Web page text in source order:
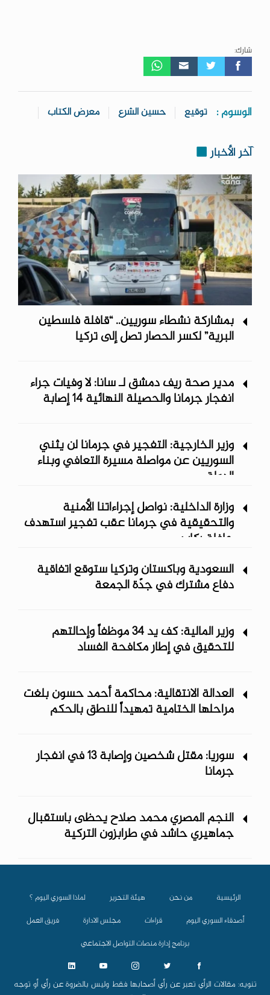
شارك:
الوسوم : توقيع حسين الشرع معرض الكتاب
آخر الأخبار
بمشاركة نشطاء سوريين.. “قافلة فلسطين
البرية” لكسر الحصار تصل إلى تركيا
مدير صحة ريف دمشق لـ سانا: لا وفيات جراء
انفجار جرمانا والحصيلة النهائية 14 إصابة
وزير الخارجية: التفجير في جرمانا لن يثني
السوريين عن مواصلة مسيرة التعافي وبناء
الدولة
وزارة الداخلية: نواصل إجراءاتنا الأمنية
والتحقيقية في جرمانا عقب تفجير استهدف
حافلة ركاب
السعودية وباكستان وتركيا ستوقع اتفاقية
دفاع مشترك في جدّة الجمعة
وزير المالية: كف يد 34 موظفاً وإحالتهم
للتحقيق في إطار مكافحة الفساد
العدالة الانتقالية: محاكمة أحمد حسون بلغت
مراحلها الختامية تمهيداً للنطق بالحكم
سوريا: مقتل شخصين وإصابة 13 في انفجار
جرمانا
النجم المصري محمد صلاح يحظى باستقبال
جماهيري حاشد في طرابزون التركية
الرئيسية من نحن هيئة التحرير
لماذا السوري اليوم ؟
أصدقاء السوري اليوم
قراءات مجلس الادارة
فريق العمل
برنامج إدارة منصات التواصل الاجتماعي
تنويه: مقالات الرأي تعبر عن رأي أصحابها فقط وليس بالضروة عن رأي أو توجه